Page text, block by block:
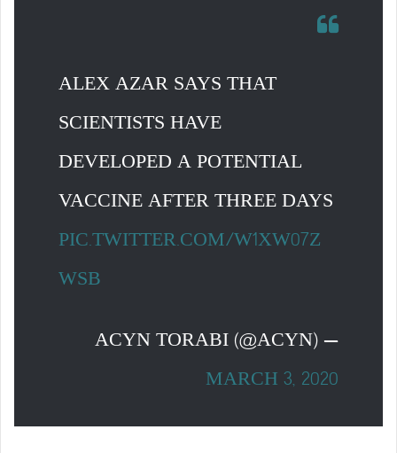
ALEX AZAR SAYS THAT
SCIENTISTS HAVE
DEVELOPED A POTENTIAL
VACCINE AFTER THREE DAYS
PIC.TWITTER.COM/W1XW07Z
WSB
— ACYN TORABI (@ACYN)
MARCH 3, 2020